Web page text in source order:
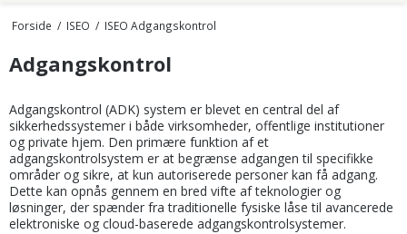
Forside / ISEO / ISEO Adgangskontrol
Adgangskontrol
Adgangskontrol (ADK) system er blevet en central del af
sikkerhedssystemer i både virksomheder, offentlige institutioner
og private hjem. Den primære funktion af et
adgangskontrolsystem er at begrænse adgangen til specifikke
områder og sikre, at kun autoriserede personer kan få adgang.
Dette kan opnås gennem en bred vifte af teknologier og
løsninger, der spænder fra traditionelle fysiske låse til avancerede
elektroniske og cloud-baserede adgangskontrolsystemer.